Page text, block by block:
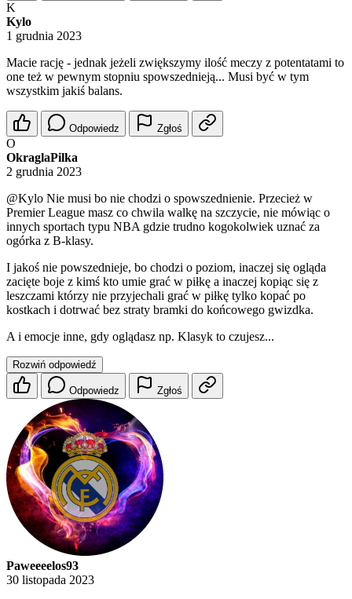
K
Kylo
1 grudnia 2023
Macie rację - jednak jeżeli zwiększymy ilość meczy z potentatami to
one też w pewnym stopniu spowszednieją... Musi być w tym
wszystkim jakiś balans.
Odpowiedz Zgłoś
O
OkraglaPilka
2 grudnia 2023
@Kylo Nie musi bo nie chodzi o spowszednienie. Przecież w
Premier League masz co chwila walkę na szczycie, nie mówiąc o
innych sportach typu NBA gdzie trudno kogokolwiek uznać za
ogórka z B-klasy.
I jakoś nie powszednieje, bo chodzi o poziom, inaczej się ogląda
zacięte boje z kimś kto umie grać w piłkę a inaczej kopiąc się z
leszczami którzy nie przyjechali grać w piłkę tylko kopać po
kostkach i dotrwać bez straty bramki do końcowego gwizdka.
A i emocje inne, gdy oglądasz np. Klasyk to czujesz...
Rozwiń odpowiedź
Odpowiedz Zgłoś
Paweeeelos93
30 listopada 2023